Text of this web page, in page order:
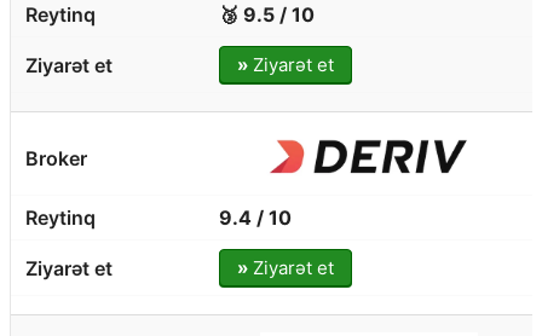
🥉 9.5 / 10
»Ziyarət et
9.4 / 10
»Ziyarət et